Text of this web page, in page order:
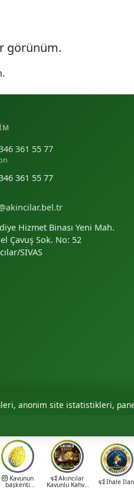
görünüm.
361 55 77
361 55 77
Hizmet Binası Yeni Mah.
Çavuş Sok. No: 52
SİVAS
anonim site istatistikleri,
Kavunun
başkenti
Akıncılar
Kavunlu Kahve İhale